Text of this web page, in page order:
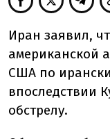
Иран заявил,
американской
США по
впоследствии
обстрелу.